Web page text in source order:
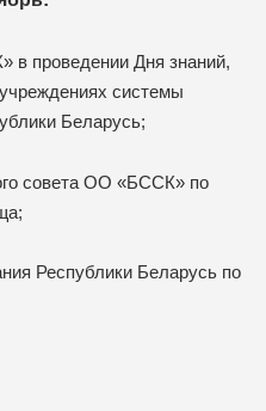
проведении Дня знаний,
системы
Беларусь;
совета ОО «БССК» по
Республики Беларусь по